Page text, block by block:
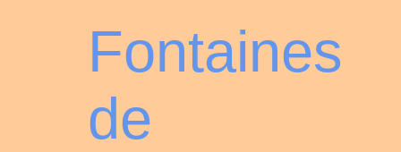
Fontaines
de